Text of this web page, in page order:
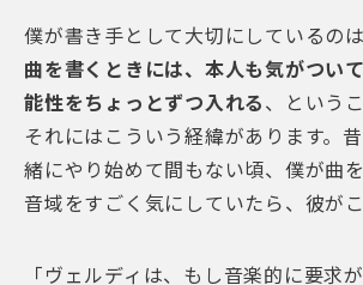
僕が書き手として大切にしているのは
曲を書くときには、本人も気がつい
能性をちょっとずつ入れる 、という
それにはこういう経緯があります。
緒にやり始めて間もない頃、僕が曲
音域をすごく気にしていたら、彼がこ
「ヴェルディは、もし音楽的に要求